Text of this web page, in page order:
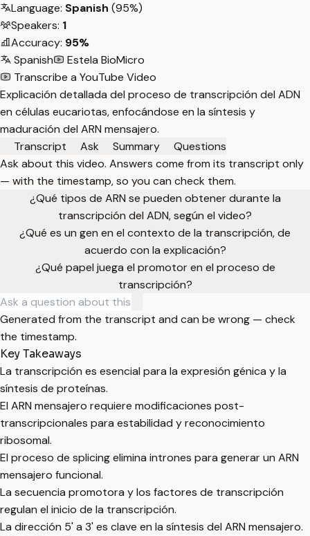
Language: Spanish (95%)
Speakers: 1
Accuracy: 95%
Spanish
Estela BioMicro
Transcribe a YouTube Video
Explicación detallada del proceso de transcripción del ADN
en células eucariotas, enfocándose en la síntesis y
maduración del ARN mensajero.
Transcript
Ask Summary
Questions
Ask about this video. Answers come from its transcript only
— with the timestamp, so you can check them.
¿Qué tipos de ARN se pueden obtener durante la
transcripción del ADN, según el video?
¿Qué es un gen en el contexto de la transcripción, de
acuerdo con la explicación?
¿Qué papel juega el promotor en el proceso de
transcripción?
Generated from the transcript and can be wrong — check
the timestamp.
Key Takeaways
La transcripción es esencial para la expresión génica y la
síntesis de proteínas.
El ARN mensajero requiere modificaciones post-
transcripcionales para estabilidad y reconocimiento
ribosomal.
El proceso de splicing elimina intrones para generar un ARN
mensajero funcional.
La secuencia promotora y los factores de transcripción
regulan el inicio de la transcripción.
La dirección 5' a 3' es clave en la síntesis del ARN mensajero.